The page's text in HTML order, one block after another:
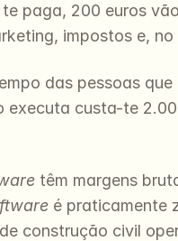
paga, 200 euros
impostos e,
das pessoas
executa custa-te
têm margens
é praticamente
construção civil